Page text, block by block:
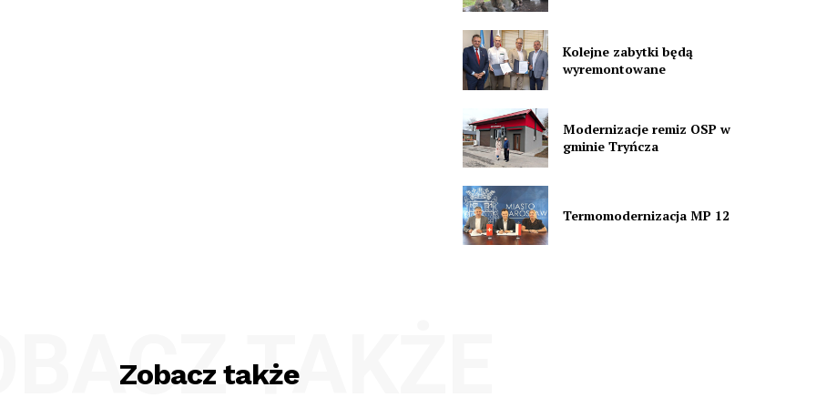
Kolejne zabytki będą
wyremontowane
Modernizacje remiz OSP w
gminie Tryńcza
Termomodernizacja MP 12
Zobacz takżeTAKŻE